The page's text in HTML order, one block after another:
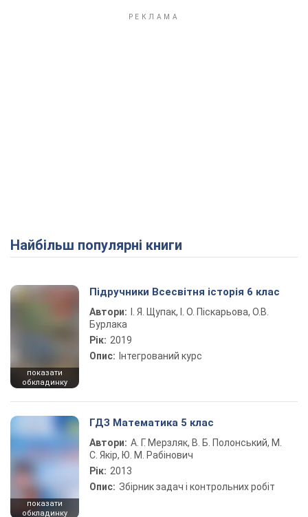
Найбільш популярні книги
показати
обкладинку
Підручники Всесвітня історія 6 клас
Автори:
І. Я. Щупак, І. О. Піскарьова, О.В.
Бурлака
Рік: 2019
Опис: Інтегрований курс
показати
обкладинку
ГДЗ Математика 5 клас
Автори: А. Г. Мерзляк, В. Б. Полонський, М.
С. Якір, Ю. М. Рабінович
Рік: 2013
Опис: Збірник задач і контрольних робіт